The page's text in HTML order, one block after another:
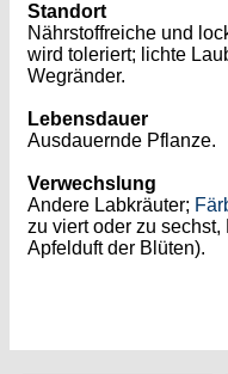
Standort
Nährstoffreiche und
wird toleriert; lichte
Wegränder.
Lebensdauer
Ausdauernde Pflanze.
Verwechslung
Andere Labkräuter;
zu viert oder zu
Apfelduft der Blüten).